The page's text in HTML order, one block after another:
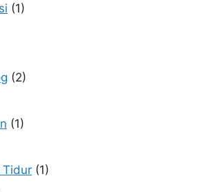
(1)
(2)
(1)
Tidur (1)